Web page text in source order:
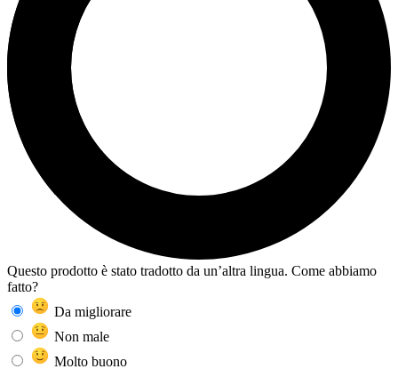
Questo prodotto è stato tradotto da un’altra lingua. Come abbiamo
fatto?
Da migliorare
Non male
Molto buono